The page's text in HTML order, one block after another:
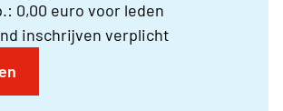
0,00 euro voor leden
inschrijven verplicht